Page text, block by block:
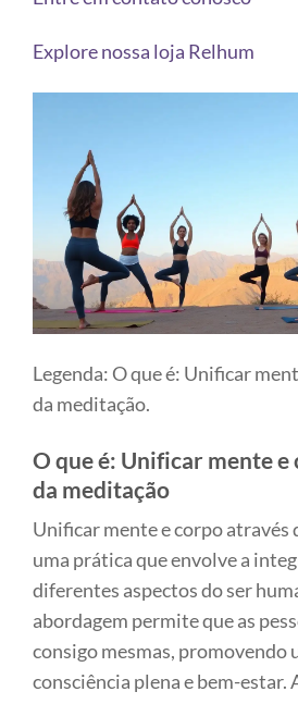
Explore nossa loja Relhum
Legenda: O que é: Unificar
da meditação.
O que é: Unificar mente
da meditação
Unificar mente e corpo através
uma prática que envolve a
diferentes aspectos do ser
abordagem permite que as
consigo mesmas, promovendo
consciência plena e bem-estar.